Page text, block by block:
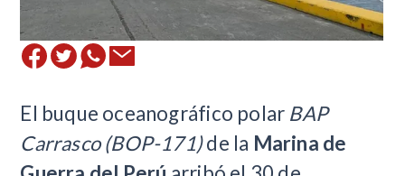
El buque oceanográfico polar BAP
Carrasco (BOP-171)de la Marina de